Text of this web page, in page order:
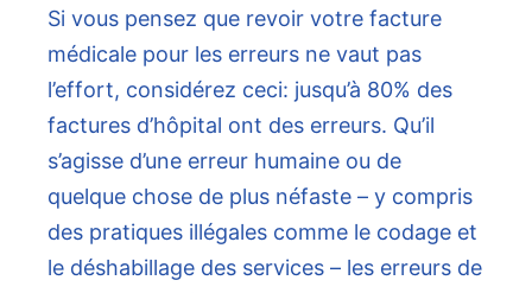
Si vous pensez que revoir votre facture
médicale pour les erreurs ne vaut pas
l’effort, considérez ceci: jusqu’à 80% des
factures d’hôpital ont des erreurs. Qu’il
s’agisse d’une erreur humaine ou de
quelque chose de plus néfaste – y compris
des pratiques illégales comme le codage et
le déshabillage des services – les erreurs de